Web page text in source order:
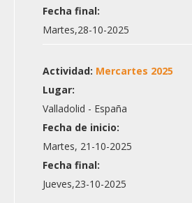
Fecha final:
Martes,28-10-2025
Actividad: Mercartes 2025
Lugar:
Valladolid - España
Fecha de inicio:
Martes, 21-10-2025
Fecha final:
Jueves,23-10-2025